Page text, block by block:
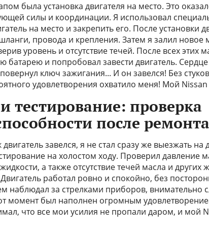
была установка двигателя на место. Это
силы и координации. Я использовал
на место и закрепить его. После установки
провода и крепления. Затем я залил
уровень и отсутствие течей. После всех этих
батарею и попробовал завести двигатель.
ключ зажигания... И он завелся! Без
удовлетворения охватило меня! Мой
тестирование: проверка
после ремонта
двигатель завелся, я не стал сразу же выезжать
на холостом ходу. Проверил давление
а также отсутствие течей масла и других
работал ровно и спокойно, без
наблюдал за стрелками приборов, внимательно
момент был наполнен огромным
что все мои усилия не пропали даром, и мой